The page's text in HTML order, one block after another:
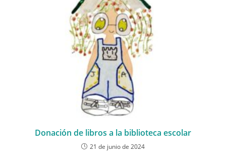
Donación de libros a la biblioteca escolar
21 de junio de 2024